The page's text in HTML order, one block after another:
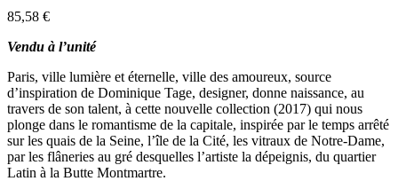
85,58 €
Vendu à l’unité
Paris, ville lumière et éternelle, ville des amoureux, source
d’inspiration de Dominique Tage, designer, donne naissance, au
travers de son talent, à cette nouvelle collection (2017) qui nous
plonge dans le romantisme de la capitale, inspirée par le temps arrêté
sur les quais de la Seine, l’île de la Cité, les vitraux de Notre-Dame,
par les flâneries au gré desquelles l’artiste la dépeignis, du quartier
Latin à la Butte Montmartre.